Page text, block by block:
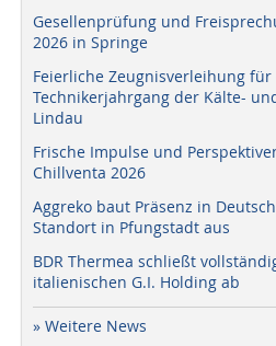
Gesellenprüfung und
2026 in Springe
Feierliche Zeugnisverleihung
Technikerjahrgang der Kälte-
Lindau
Frische Impulse und
Chillventa 2026
Aggreko baut Präsenz in
Standort in Pfungstadt aus
BDR Thermea schließt
italienischen G.I. Holding ab
» Weitere News